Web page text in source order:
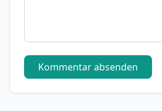
Kommentar absenden